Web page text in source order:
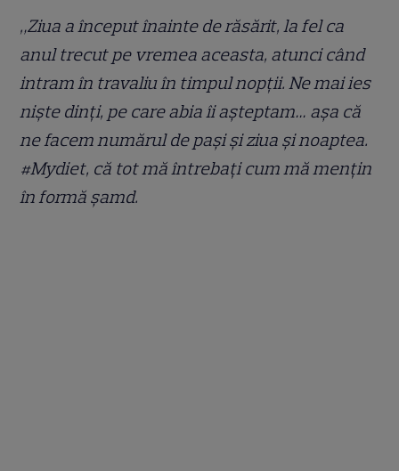
„Ziua a început înainte de răsărit, la fel ca
anul trecut pe vremea aceasta, atunci când
intram în travaliu în timpul nopții. Ne mai ies
niște dinți, pe care abia îi așteptam… așa că
ne facem numărul de pași și ziua și noaptea.
#Mydiet, că tot mă întrebați cum mă mențin
în formă șamd.